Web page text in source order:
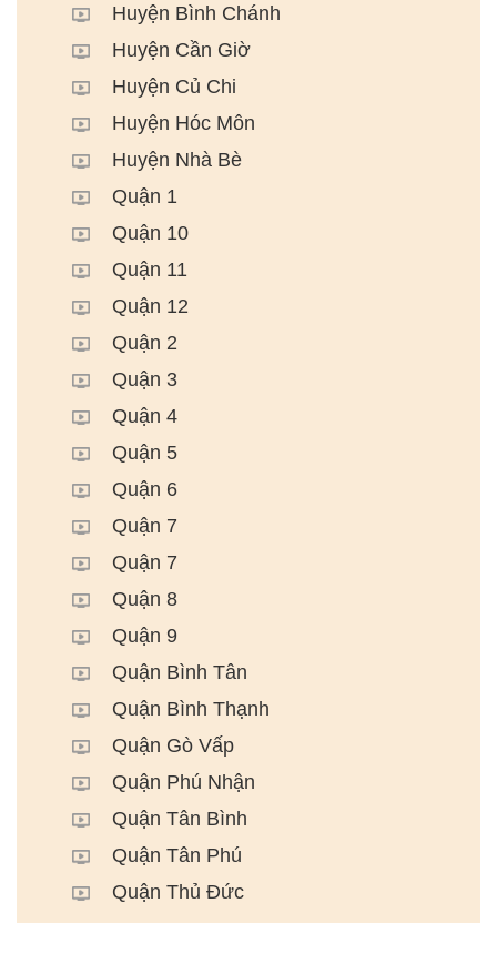
Huyện Bình Chánh
Huyện Cần Giờ
Huyện Củ Chi
Huyện Hóc Môn
Huyện Nhà Bè
Quận 1
Quận 10
Quận 11
Quận 12
Quận 2
Quận 3
Quận 4
Quận 5
Quận 6
Quận 7
Quận 7
Quận 8
Quận 9
Quận Bình Tân
Quận Bình Thạnh
Quận Gò Vấp
Quận Phú Nhận
Quận Tân Bình
Quận Tân Phú
Quận Thủ Đức